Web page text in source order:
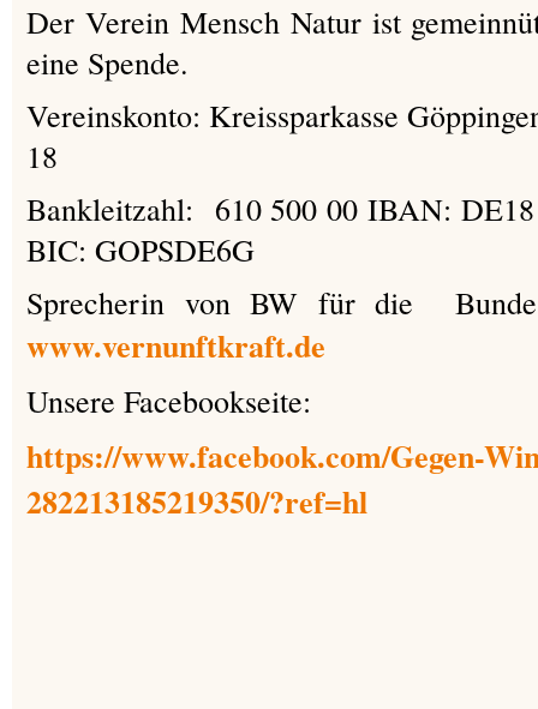
Der Verein Mensch Natur ist
eine Spende.
Vereinskonto: Kreissparkasse
18
Bankleitzahl: 610 500 00 IBAN: DE18
BIC: GOPSDE6G
Sprecherin von BW für die
www.vernunftkraft.de
Unsere Facebookseite:
https://www.facebook.com/Gegen-
282213185219350/?ref=hl